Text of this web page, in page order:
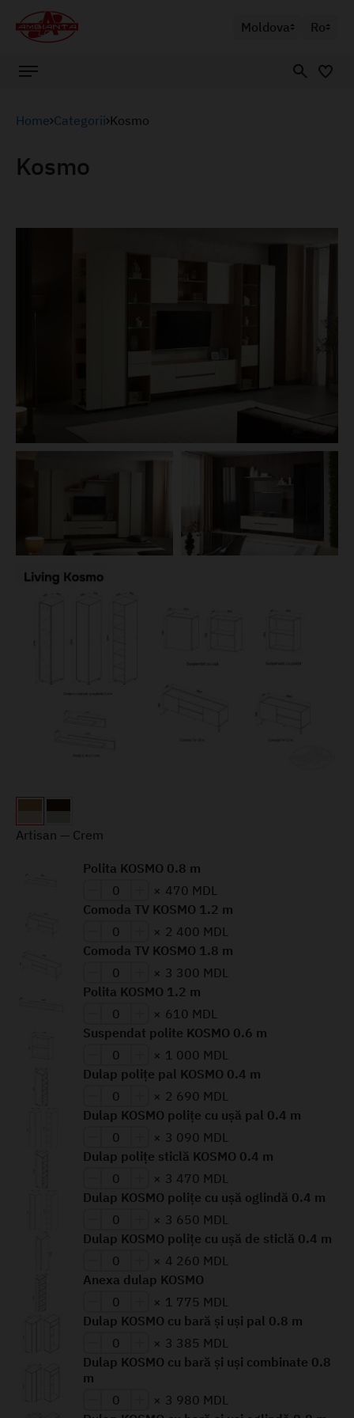
Moldova Ro
Home Categorii Kosmo
Kosmo
Artisan — Crem
Polita KOSMO 0.8 m
× 470 MDL
Comoda TV KOSMO 1.2 m
× 2 400 MDL
Comoda TV KOSMO 1.8 m
× 3 300 MDL
Polita KOSMO 1.2 m
× 610 MDL
Suspendat polite KOSMO 0.6 m
× 1 000 MDL
Dulap polițe pal KOSMO 0.4 m
× 2 690 MDL
Dulap KOSMO polițe cu ușă pal 0.4 m
× 3 090 MDL
Dulap polițe sticlă KOSMO 0.4 m
× 3 470 MDL
Dulap KOSMO polițe cu ușă oglindă 0.4 m
× 3 650 MDL
Dulap KOSMO polițe cu ușă de sticlă 0.4 m
× 4 260 MDL
Anexa dulap KOSMO
× 1 775 MDL
Dulap KOSMO cu bară și uși pal 0.8 m
× 3 385 MDL
Dulap KOSMO cu bară și uși combinate 0.8
m
× 3 980 MDL